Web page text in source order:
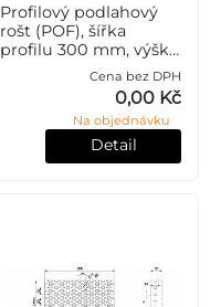
Profilový podlahový
rošt (POF), šířka
profilu 300 mm, výška
50 mm, síla 2 mm,
ocel S235JR (ST37.2
nebo také ČSN 11373) v
povrchové úpravě
žárovým zink
Cena bez DPH
0,00 Kč
Na objednávku
Detail